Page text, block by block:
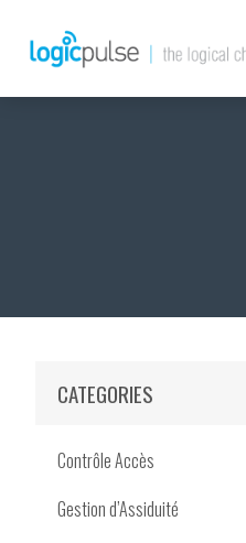
CATEGORIES
Contrôle Accès
Gestion d’Assiduité